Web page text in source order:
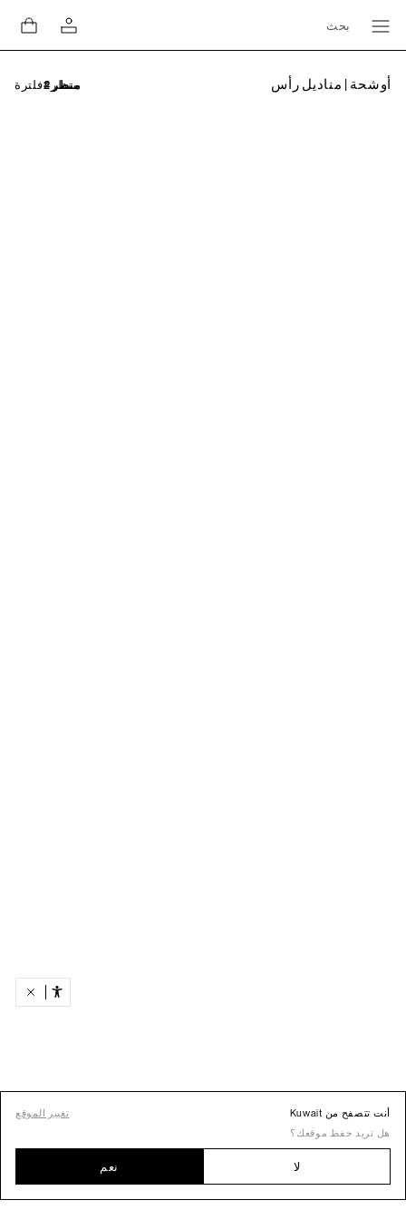
بحث
أوشحة | مناديل رأس فلترة
أنت تتصفح من Kuwait
تغيير الموقع
هل تريد حفظ موقعك؟
لا نعم